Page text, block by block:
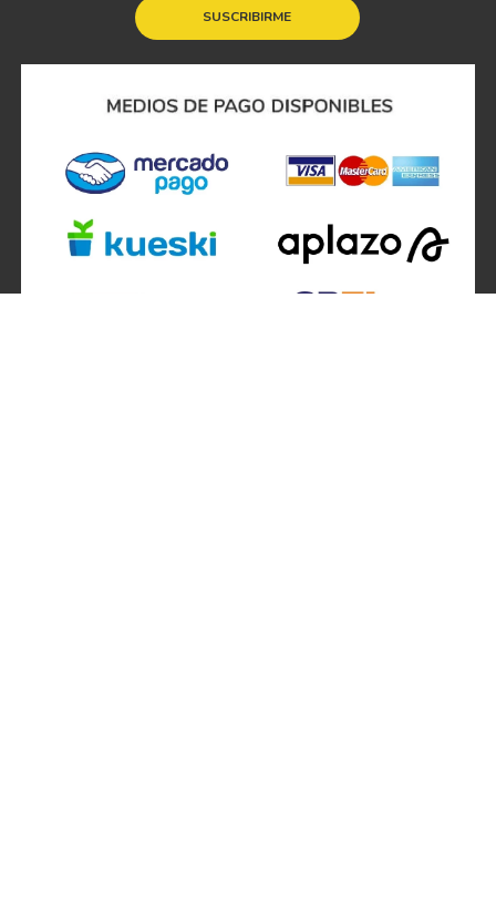
SUSCRIBIRME